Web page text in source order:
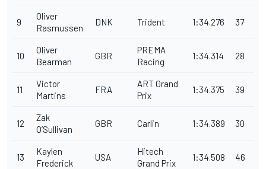
9
Oliver
Rasmussen
DNK Trident 1:34.276 37
10
Oliver
Bearman
GBR
PREMA
Racing
1:34.314 28
11
Victor
Martins
FRA
ART Grand
Prix
1:34.375 39
12
Zak
O’Sullivan
GBR Carlin 1:34.389 30
13
Kaylen
Frederick
USA
Hitech
Grand Prix
1:34.508 46